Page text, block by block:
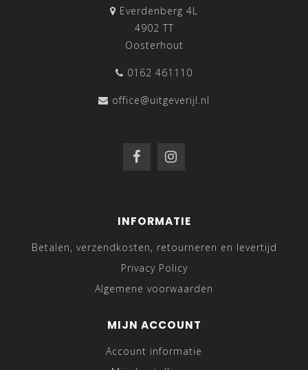
Everdenberg 4L
4902 TT
Oosterhout
0162 461110
office@uitgeverijl.nl
INFORMATIE
Betalen, verzendkosten, retourneren en levertijd
Privacy Policy
Algemene voorwaarden
MIJN ACCOUNT
Account informatie